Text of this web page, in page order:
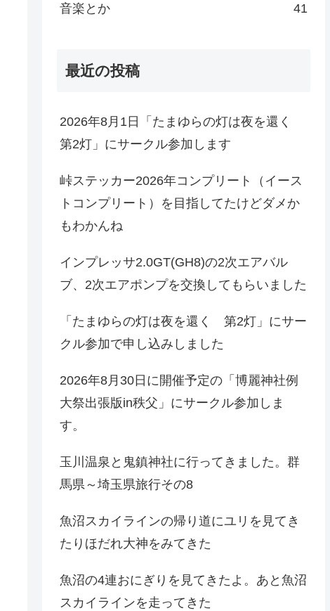
音楽とか 41
最近の投稿
2026年8月1日「たまゆらの灯は夜を還く
第2灯」にサークル参加します
峠ステッカー2026年コンプリート（イース
トコンプリート）を目指してたけどダメか
もわかんね
インプレッサ2.0GT(GH8)の2次エアバル
ブ、2次エアポンプを交換してもらいました
「たまゆらの灯は夜を還く 第2灯」にサー
クル参加で申し込みしました
2026年8月30日に開催予定の「博麗神社例
大祭出張版in秩父」にサークル参加しま
す。
玉川温泉と鬼鎮神社に行ってきました。群
馬県～埼玉県旅行その8
魚沼スカイラインの帰り道にユリを見てき
たりほだれ大神をみてきた
魚沼の4連おにぎりを見てきたよ。あと魚沼
スカイラインを走ってきた